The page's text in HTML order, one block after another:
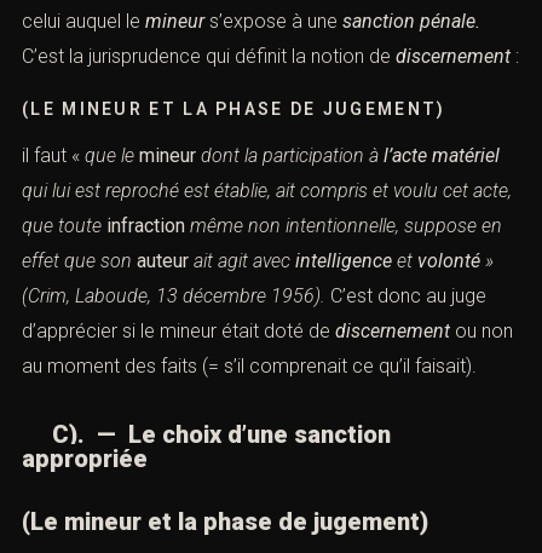
celui auquel le mineurs’expose à une sanction pénale.
C’est la jurisprudence qui définit la notion de discernement :
(LE MINEUR ET LA PHASE DE JUGEMENT)
il faut « que le mineur dont la participation à l’acte matériel
qui lui est reproché est établie, ait compris et voulu cet acte,
que toute infraction même non intentionnelle, suppose en
effet que son auteur ait agit avec intelligence et volonté »
(Crim, Laboude, 13 décembre 1956). C’est donc au juge
d’apprécier si le mineur était doté de discernement ou non
au moment des faits (= s’il comprenait ce qu’il faisait).
C). — Le choix d’une sanction
appropriée
(Le mineur et la phase de jugement)